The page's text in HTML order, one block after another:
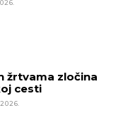
žrtvama zločina
cesti